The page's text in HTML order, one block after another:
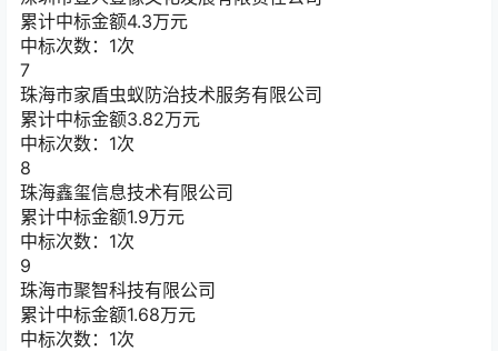
累计中标金额4.3万元
中标次数：1次
7
珠海市家盾虫蚁防治技术服务有限公司
累计中标金额3.82万元
中标次数：1次
8
珠海鑫玺信息技术有限公司
累计中标金额1.9万元
中标次数：1次
9
珠海市聚智科技有限公司
累计中标金额1.68万元
中标次数：1次